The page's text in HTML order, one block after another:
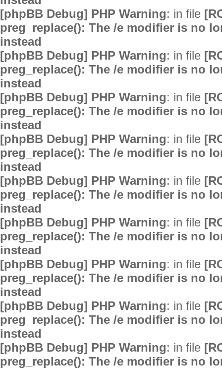
[phpBB Debug] PHP Warning: in file
preg_replace(): The /e modifier is no
instead
[phpBB Debug] PHP Warning: in file
preg_replace(): The /e modifier is no
instead
[phpBB Debug] PHP Warning: in file
preg_replace(): The /e modifier is no
instead
[phpBB Debug] PHP Warning: in file
preg_replace(): The /e modifier is no
instead
[phpBB Debug] PHP Warning: in file
preg_replace(): The /e modifier is no
instead
[phpBB Debug] PHP Warning: in file
preg_replace(): The /e modifier is no
instead
[phpBB Debug] PHP Warning: in file
preg_replace(): The /e modifier is no
instead
[phpBB Debug] PHP Warning: in file
preg_replace(): The /e modifier is no
instead
[phpBB Debug] PHP Warning: in file
preg_replace(): The /e modifier is no